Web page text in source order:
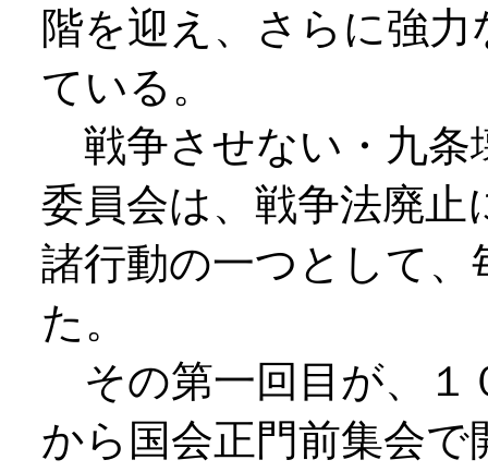
階を迎え、さらに強
ている。
戦争させない・九条
委員会は、戦争法廃
諸行動の一つとして
た。
その第一回目が、１
から国会正門前集会